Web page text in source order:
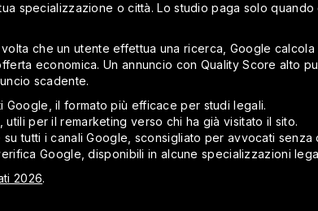
specializzazione o città. Lo studio paga solo quando
che un utente effettua una ricerca, Google
economica. Un annuncio con Quality Score alto
scadente.
Google, il formato più efficace per studi legali.
per il remarketing verso chi ha già visitato il sito.
tutti i canali Google, sconsigliato per avvocati senza
Google, disponibili in alcune specializzazioni
2026.